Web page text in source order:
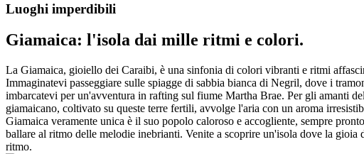
Luoghi imperdibili
Giamaica: l'isola dai mille ritmi e colori.
La Giamaica, gioiello dei Caraibi, è una sinfonia di colori vibranti e ritmi
Immaginatevi passeggiare sulle spiagge di sabbia bianca di Negril, dove i
imbarcatevi per un'avventura in rafting sul fiume Martha Brae. Per gli amanti
giamaicano, coltivato su queste terre fertili, avvolge l'aria con un aroma
Giamaica veramente unica è il suo popolo caloroso e accogliente, sempre
ballare al ritmo delle melodie inebrianti. Venite a scoprire un'isola dove la
ritmo.